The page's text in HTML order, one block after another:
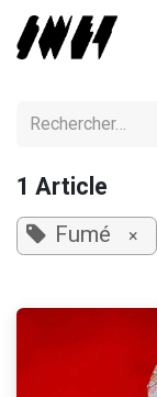
Se rendre au contenu
1 Article
Fumé ×